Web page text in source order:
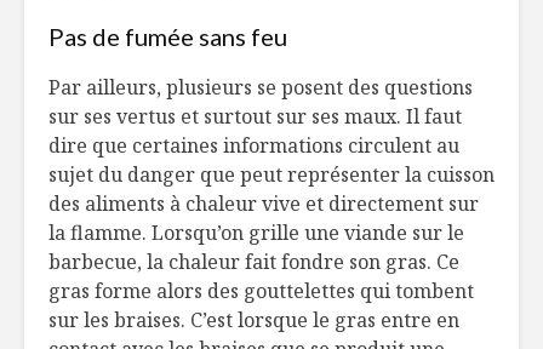
Pas de fumée sans feu
Par ailleurs, plusieurs se posent des questions
sur ses vertus et surtout sur ses maux. Il faut
dire que certaines informations circulent au
sujet du danger que peut représenter la cuisson
des aliments à chaleur vive et directement sur
la flamme. Lorsqu’on grille une viande sur le
barbecue, la chaleur fait fondre son gras. Ce
gras forme alors des gouttelettes qui tombent
sur les braises. C’est lorsque le gras entre en